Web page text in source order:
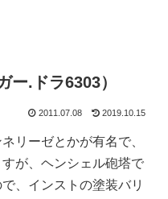
ー.ドラ6303）
2011.07.08 2019.10.15
リーゼとかが有名で、
が、ヘンシェル砲塔で
、インストの塗装バリ